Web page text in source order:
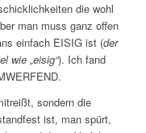
die wohl
man muss ganz offen
einfach EISIG ist (der
wie „eisig“). Ich fand
sondern die
ist, man spürt,